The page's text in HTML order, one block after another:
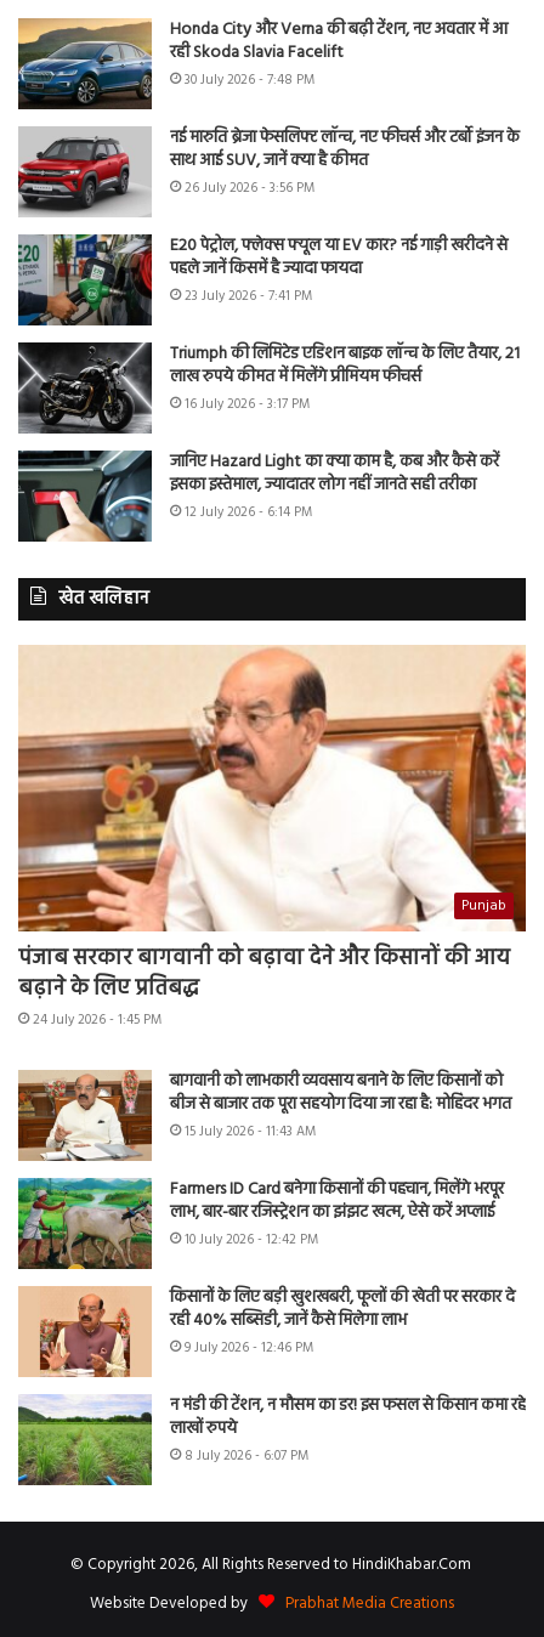
Honda City और Verna की बढ़ी टेंशन, नए अवतार में आ
रही Skoda Slavia Facelift
30 July 2026 - 7:48 PM
नई मारुति ब्रेजा फेसलिफ्ट लॉन्च, नए फीचर्स और टर्बो इंजन के
साथ आई SUV, जानें क्या है कीमत
26 July 2026 - 3:56 PM
E20 पेट्रोल, फ्लेक्स फ्यूल या EV कार? नई गाड़ी खरीदने से
पहले जानें किसमें है ज्यादा फायदा
23 July 2026 - 7:41 PM
Triumph की लिमिटेड एडिशन बाइक लॉन्च के लिए तैयार, 21
लाख रुपये कीमत में मिलेंगे प्रीमियम फीचर्स
16 July 2026 - 3:17 PM
जानिए Hazard Light का क्या काम है, कब और कैसे करें
इसका इस्तेमाल, ज्यादातर लोग नहीं जानते सही तरीका
12 July 2026 - 6:14 PM
खेत खलिहान
Punjab
पंजाब सरकार बागवानी को बढ़ावा देने और किसानों की आय
बढ़ाने के लिए प्रतिबद्ध
24 July 2026 - 1:45 PM
बागवानी को लाभकारी व्यवसाय बनाने के लिए किसानों को
बीज से बाजार तक पूरा सहयोग दिया जा रहा है: मोहिंदर भगत
15 July 2026 - 11:43 AM
Farmers ID Card बनेगा किसानों की पहचान, मिलेंगे भरपूर
लाभ, बार-बार रजिस्ट्रेशन का झंझट खत्म, ऐसे करें अप्लाई
10 July 2026 - 12:42 PM
किसानों के लिए बड़ी खुशखबरी, फूलों की खेती पर सरकार दे
रही 40% सब्सिडी, जानें कैसे मिलेगा लाभ
9 July 2026 - 12:46 PM
न मंडी की टेंशन, न मौसम का डर! इस फसल से किसान कमा रहे
लाखों रुपये
8 July 2026 - 6:07 PM
© Copyright 2026, All Rights Reserved to HindiKhabar.Com
Website Developed by
Prabhat Media Creations